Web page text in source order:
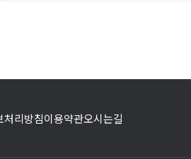
처리방침이용약관오시는길